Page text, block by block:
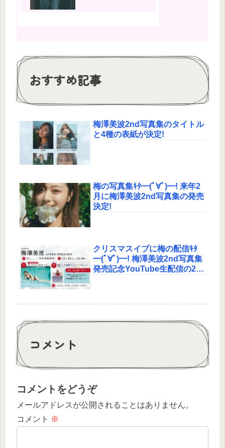
おすすめ記事
梅澤美波2nd写真集のタイトル
と4種の表紙が決定!
梅の写真集ｷﾀ━(ﾟ∀ﾟ)━! 来年2
月に梅澤美波2nd写真集の発売
決定!
クリスマスイブに梅の配信ｷﾀ
━(ﾟ∀ﾟ)━! 梅澤美波2nd写真集
発売記念YouTube生配信の2回
コメント
コメントをどうぞ
メールアドレスが公開されることはありません。
コメント ※